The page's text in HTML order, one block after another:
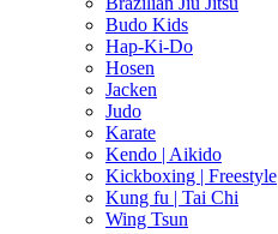
Budo Kids
Hap-Ki-Do
Hosen
Jacken
Judo
Karate
Kendo | Aikido
Kickboxing | Freestyle
Kung fu | Tai Chi
Wing Tsun